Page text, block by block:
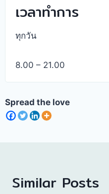
เวลาทำการ
ทุกวัน
8.00 – 21.00
Spread the love
Similar Posts